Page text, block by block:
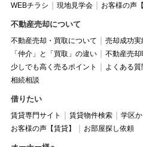
WEBチラシ
現地見学会 お客様の声
不動産売却について
不動産売却・買取について 売却成功実
「仲介」と「買取」の違い
不動産売却
少しでも高く売るポイント
よくある質
相続相談
借りたい
賃貸専門サイト 賃貸物件検索 学区
お客様の声【賃貸】
お部屋探し依頼